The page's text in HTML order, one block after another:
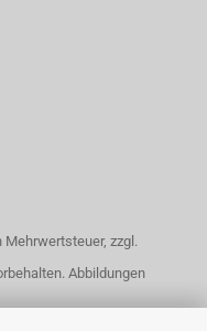
Mehrwertsteuer, zzgl.
Abbildungen